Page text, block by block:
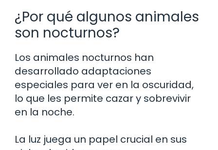
¿Por qué algunos animales
son nocturnos?
Los animales nocturnos han
desarrollado adaptaciones
especiales para ver en la oscuridad,
lo que les permite cazar y sobrevivir
en la noche.
La luz juega un papel crucial en sus